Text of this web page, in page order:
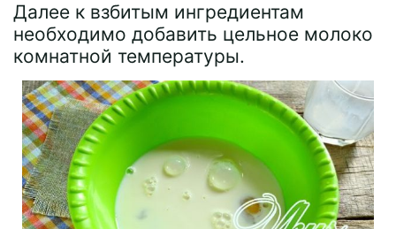
Далее к взбитым ингредиентам
необходимо добавить цельное молоко
комнатной температуры.